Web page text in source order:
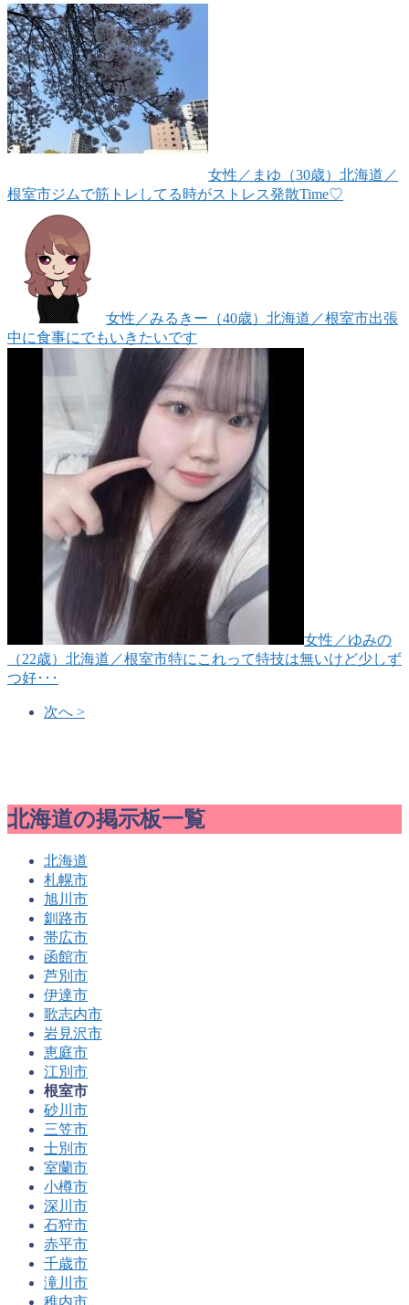
女性 ／まゆ（30歳） 北海道／
根室市ジムで筋トレしてる時がストレス発散Time♡
女性 ／みるきー（40歳） 北海道／根室市出張
中に食事にでもいきたいです
女性 ／ゆみの
（22歳） 北海道／根室市特にこれって特技は無いけど少しず
つ好･･･
次へ >
北海道の掲示板一覧
北海道
札幌市
旭川市
釧路市
帯広市
函館市
芦別市
伊達市
歌志内市
岩見沢市
恵庭市
江別市
根室市
砂川市
三笠市
士別市
室蘭市
小樽市
深川市
石狩市
赤平市
千歳市
滝川市